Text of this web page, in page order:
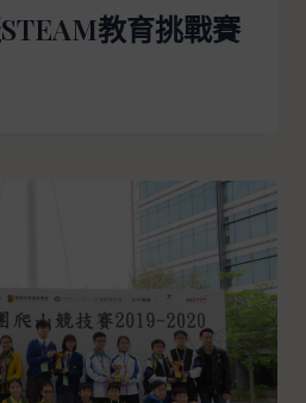
教育挑戰賽